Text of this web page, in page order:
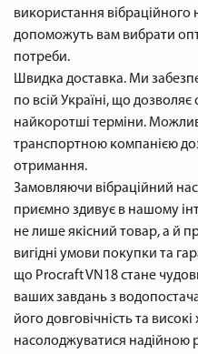
використання вібраційного
допоможуть вам вибрати
потреби.
Швидка доставка. Ми
по всій Україні, що
найкоротші терміни.
транспортною компанією
отримання.
Замовляючи вібраційний
приємно здивує в нашому
не лише якісний товар, а й
вигідні умови покупки та
що Procraft VN18 стане
ваших завдань з
його довговічність та
насолоджуватися